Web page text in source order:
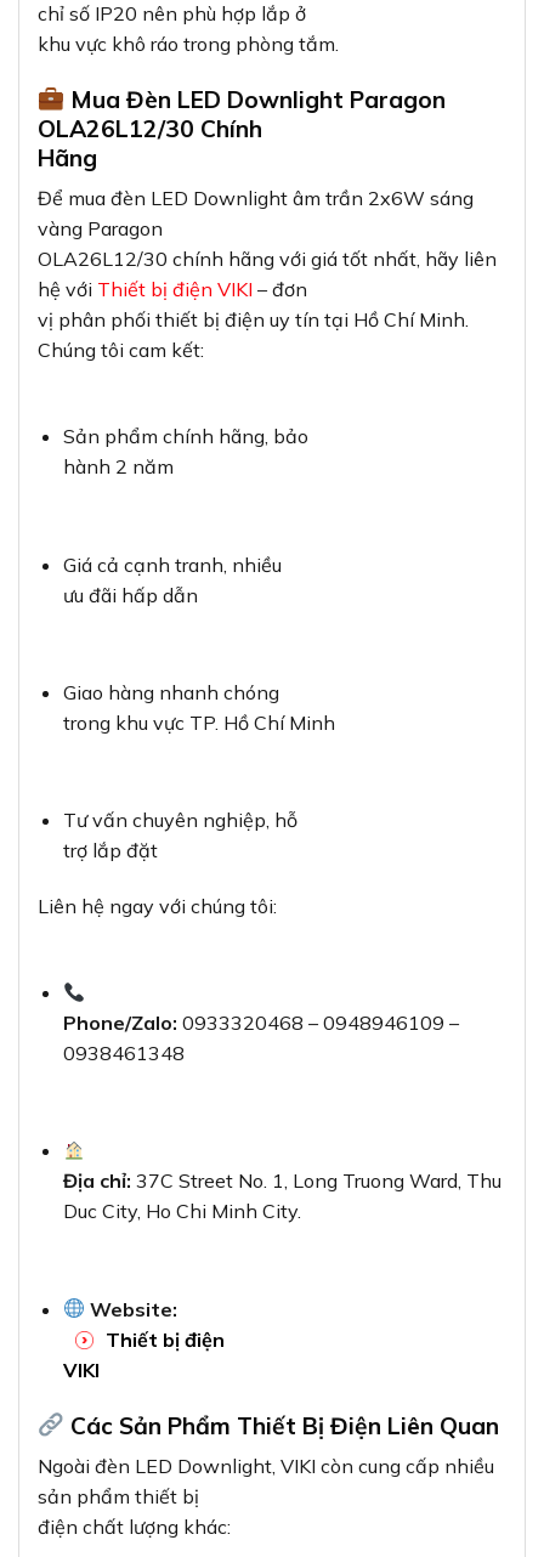
chỉ số IP20 nên phù hợp lắp ở
khu vực khô ráo trong phòng tắm.
Mua Đèn LED Downlight Paragon
OLA26L12/30 Chính
Hãng
Để mua đèn LED Downlight âm trần 2x6W sáng
vàng Paragon
OLA26L12/30 chính hãng với giá tốt nhất, hãy liên
hệ với Thiết bị điện VIKI – đơn
vị phân phối thiết bị điện uy tín tại Hồ Chí Minh.
Chúng tôi cam kết:
Sản phẩm chính hãng, bảo
hành 2 năm
Giá cả cạnh tranh, nhiều
ưu đãi hấp dẫn
Giao hàng nhanh chóng
trong khu vực TP. Hồ Chí Minh
Tư vấn chuyên nghiệp, hỗ
trợ lắp đặt
Liên hệ ngay với chúng tôi:
Phone/Zalo: 0933320468 – 0948946109 –
0938461348
Địa chỉ: 37C Street No. 1, Long Truong Ward, Thu
Duc City, Ho Chi Minh City.
Website:
Thiết bị điện
VIKI
Các Sản Phẩm Thiết Bị Điện Liên Quan
Ngoài đèn LED Downlight, VIKI còn cung cấp nhiều
sản phẩm thiết bị
điện chất lượng khác: